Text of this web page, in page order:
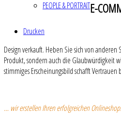
PEOPLE & PORTRAITE-
Drucken
Design verkauft. Heben Sie sich von anderen
Produkt, sondern auch die Glaubwürdigkeit
stimmiges Erscheinungsbild schafft Vertrauen
… wir erstellen Ihren erfolgreichen